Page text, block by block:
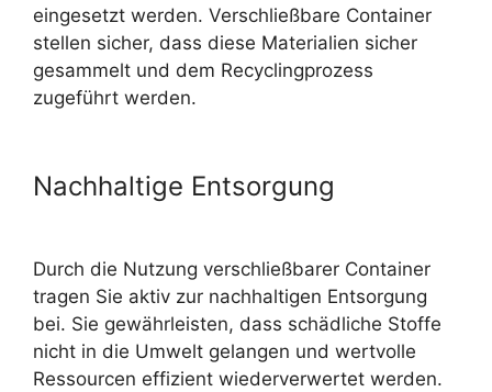
eingesetzt werden. Verschließbare Container
stellen sicher, dass diese Materialien sicher
gesammelt und dem Recyclingprozess
zugeführt werden.
Nachhaltige Entsorgung
Durch die Nutzung verschließbarer Container
tragen Sie aktiv zur nachhaltigen Entsorgung
bei. Sie gewährleisten, dass schädliche Stoffe
nicht in die Umwelt gelangen und wertvolle
Ressourcen effizient wiederverwertet werden.